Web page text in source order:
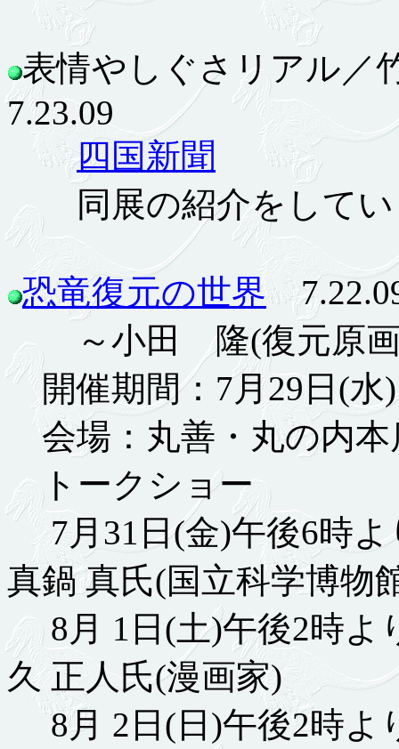
表情やしぐさリアル
7.23.09
四国新聞
同展の紹介をしてい
恐竜復元の世界
～小田 隆(復元原画)
開催期間：7月29日(水)
会場：丸善・丸の内
トークショー
7月31日(金)午後6時
真鍋 真氏(国立科学博物
8月 1日(土)午後2時よ
久 正人氏(漫画家)
8月 2日(日)午後2時よ